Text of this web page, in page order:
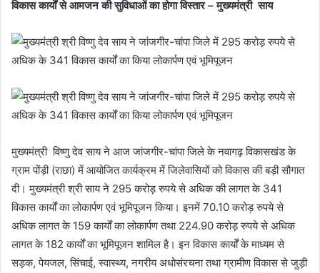
विकास कार्यों से आमजन की सुविधाओं का होगा विस्तार – मुख्यमंत्री साय
मुख्यमंत्री विष्णु देव साय ने आज जांजगीर-चांपा जिले के नवागढ़ विकासखंड के
ग्राम पोंड़ी (राछा) में आयोजित कार्यक्रम में जिलेवासियों को विकास की बड़ी सौगात
दी। मुख्यमंत्री श्री साय ने 295 करोड़ रुपये से अधिक की लागत के 341
विकास कार्यों का लोकार्पण एवं भूमिपूजन किया। इनमें 70.10 करोड़ रुपये से
अधिक लागत के 159 कार्यों का लोकार्पण तथा 224.90 करोड़ रुपये से अधिक
लागत के 182 कार्यों का भूमिपूजन शामिल है। इन विकास कार्यों के माध्यम से
सड़क, पेयजल, सिंचाई, स्वास्थ्य, नगरीय अधोसंरचना तथा ग्रामीण विकास से जुड़ी